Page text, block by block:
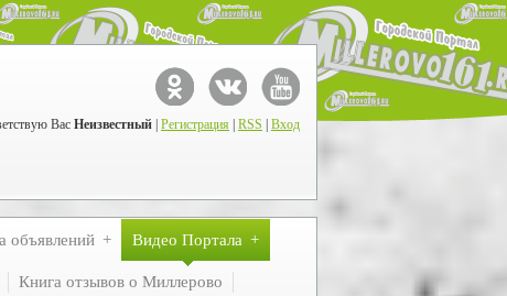
Вас Неизвестный Регистрация RSS Вход
объявлений Видео Портала
Книга отзывов о Миллерово